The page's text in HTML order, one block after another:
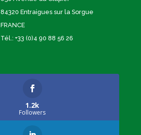
84320 Entraigues sur la Sorgue
FRANCE
Tél.: +33 (0)4 90 88 56 26
1.2k
Followers